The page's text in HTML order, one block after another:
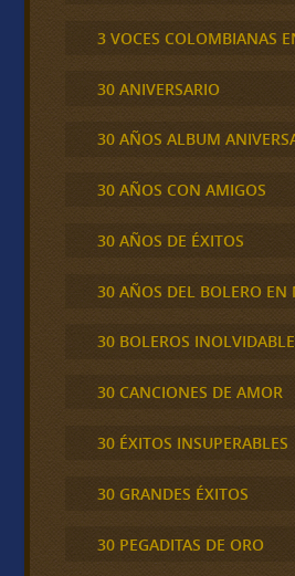
3 VOCES COLOMBIANAS
30 ANIVERSARIO
30 AÑOS ALBUM
30 AÑOS CON AMIGOS
30 AÑOS DE ÉXITOS
30 AÑOS DEL BOLERO EN
30 BOLEROS
30 CANCIONES DE AMOR
30 ÉXITOS INSUPERABLES
30 GRANDES ÉXITOS
30 PEGADITAS DE ORO